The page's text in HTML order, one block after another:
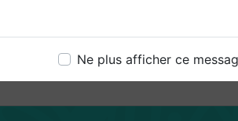
Ne plus afficher ce